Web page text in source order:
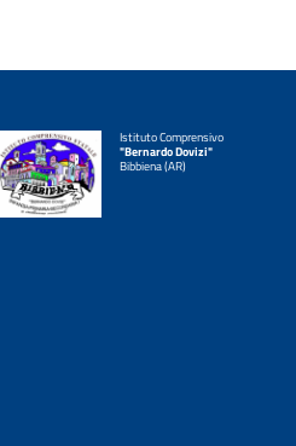
Istituto Comprensivo
"Bernardo Dovizi"
Bibbiena (AR)